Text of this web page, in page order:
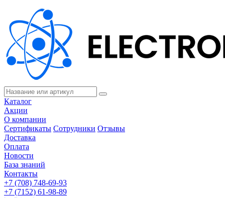
Каталог
Акции
О компании
Сертификаты Сотрудники Отзывы
Доставка
Оплата
Новости
База знаний
Контакты
+7 (708) 748-69-93
+7 (7152) 61-98-89